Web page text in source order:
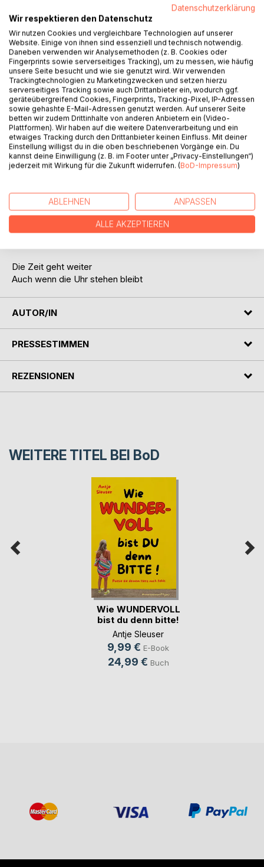
IN DEN WARENKORB
Auf die Merkliste
Titel bewerten
BESCHREIBUNG
Die toten Rosen
Können wir nicht
Wieder blühen lassen
Die Zeit geht weiter
Auch wenn die Uhr stehen bleibt
AUTOR/IN
PRESSESTIMMEN
REZENSIONEN
WEITERE TITEL BEI BoD
Wie WUNDERVOLL
bist du denn bitte!
Antje Sleuser
9,99 € E-Book
24,99 € Buch
Datenschutzerklärung
Wir respektieren den Datenschutz
Wir nutzen Cookies und vergleichbare Technologien auf unserer
Website. Einige von ihnen sind essenziell und technisch notwendig.
Daneben verwenden wir Analysemethoden (z. B. Cookies oder
Fingerprints sowie serverseitiges Tracking), um zu messen, wie häufig
unsere Seite besucht und wie sie genutzt wird. Wir verwenden
Trackingtechnologien zu Marketingzwecken und setzen hierzu
serverseitiges Tracking sowie auch Drittanbieter ein, wodurch ggf.
geräteübergreifend Cookies, Fingerprints, Tracking-Pixel, IP-Adressen
sowie gehashte E-Mail-Adressen genutzt werden. Auf unserer Seite
betten wir zudem Drittinhalte von anderen Anbietern ein (Video-
Plattformen). Wir haben auf die weitere Datenverarbeitung und ein
etwaiges Tracking durch den Drittanbieter keinen Einfluss. Mit deiner
Einstellung willigst du in die oben beschriebenen Vorgänge ein. Du
kannst deine Einwilligung (z. B. im Footer unter „Privacy-Einstellungen“)
jederzeit mit Wirkung für die Zukunft widerrufen. (BoD-Impressum)
ABLEHNEN ANPASSEN
ALLE AKZEPTIEREN